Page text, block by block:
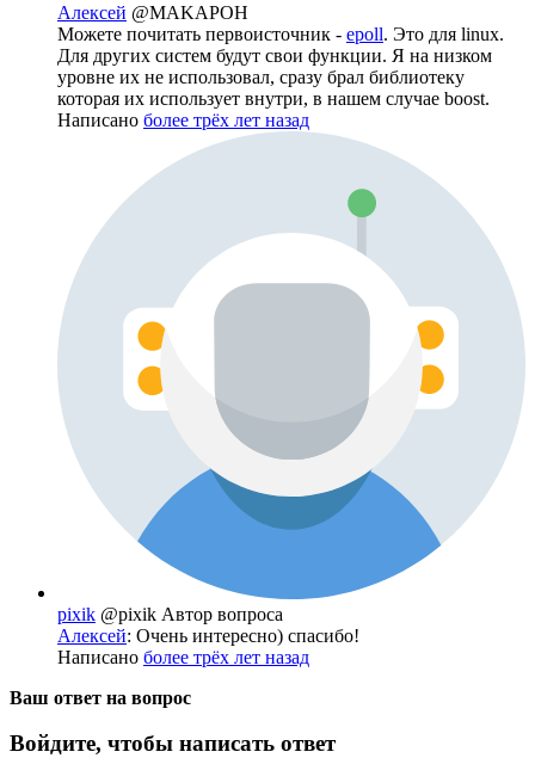
Алексей @MAKAPOH
Можете почитать первоисточник - epoll. Это для linux.
Для других систем будут свои функции. Я на низком
уровне их не использовал, сразу брал библиотеку
которая их использует внутри, в нашем случае boost.
Написано более трёх лет назад
pixik @pixik Автор вопроса
Алексей: Очень интересно) спасибо!
Написано более трёх лет назад
Ваш ответ на вопрос
Войдите, чтобы написать ответ